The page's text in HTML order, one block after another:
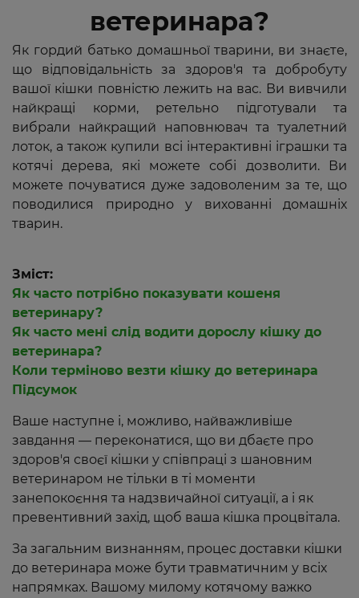
ветеринара?
Як гордий батько домашньої тварини, ви знаєте,
що відповідальність за здоров'я та добробуту
вашої кішки повністю лежить на вас. Ви вивчили
найкращі корми, ретельно підготували та
вибрали найкращий наповнювач та туалетний
лоток, а також купили всі інтерактивні іграшки та
котячі дерева, які можете собі дозволити. Ви
можете почуватися дуже задоволеним за те, що
поводилися природно у вихованні домашніх
тварин.
Зміст:
Як часто потрібно показувати кошеня
ветеринару?
Як часто мені слід водити дорослу кішку до
ветеринара?
Коли терміново везти кішку до ветеринара
Підсумок
Ваше наступне і, можливо, найважливіше
завдання — переконатися, що ви дбаєте про
здоров'я своєї кішки у співпраці з шановним
ветеринаром не тільки в ті моменти
занепокоєння та надзвичайної ситуації, а і як
превентивний захід, щоб ваша кішка процвітала.
За загальним визнанням, процес доставки кішки
до ветеринара може бути травматичним у всіх
напрямках. Вашому милому котячому важко